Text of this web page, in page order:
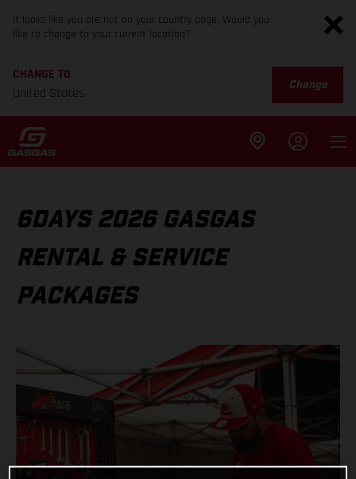
It looks like you are not on your country page. Would you
like to change to your current location?
CHANGE TO
United States
Change
6DAYS 2026 GASGAS
RENTAL & SERVICE
PACKAGES